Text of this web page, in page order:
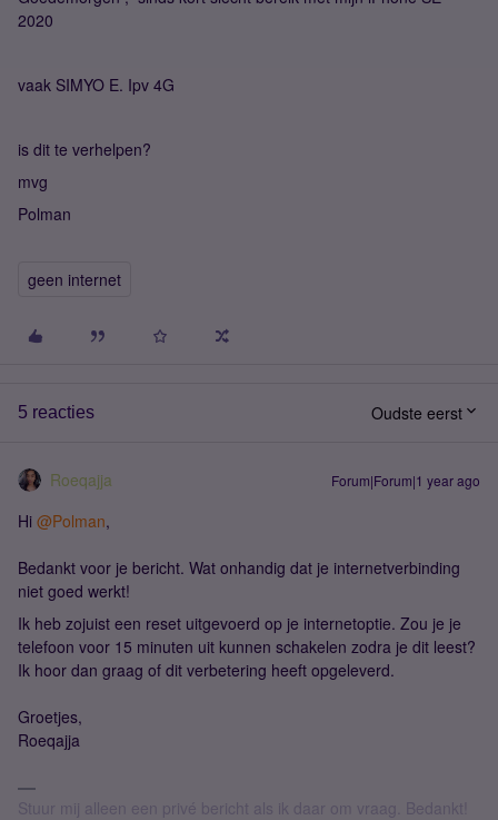
2020
vaak SIMYO E. Ipv 4G
is dit te verhelpen?
mvg
Polman
geen internet
5 reacties Oudste eerst
Roeqajja Forum|Forum|1 year ago
Hi @Polman,
Bedankt voor je bericht. Wat onhandig dat je internetverbinding
niet goed werkt!
Ik heb zojuist een reset uitgevoerd op je internetoptie. Zou je je
telefoon voor 15 minuten uit kunnen schakelen zodra je dit leest?
Ik hoor dan graag of dit verbetering heeft opgeleverd.
Groetjes,
Roeqajja
Stuur mij alleen een privé bericht als ik daar om vraag. Bedankt!